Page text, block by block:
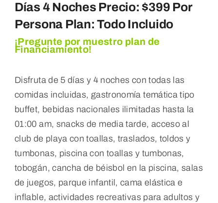
Días 4 Noches Precio: $399 Por
Persona Plan: Todo Incluido
¡Pregunte por muestro plan de
Financiamiento!
Disfruta de 5 días y 4 noches con todas las
comidas incluidas, gastronomía temática tipo
buffet, bebidas nacionales ilimitadas hasta la
01:00 am, snacks de media tarde, acceso al
club de playa con toallas, traslados, toldos y
tumbonas, piscina con toallas y tumbonas,
tobogán, cancha de béisbol en la piscina, salas
de juegos, parque infantil, cama elástica e
inflable, actividades recreativas para adultos y